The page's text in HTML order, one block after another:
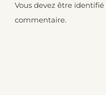
Vous devez être identifié
commentaire.